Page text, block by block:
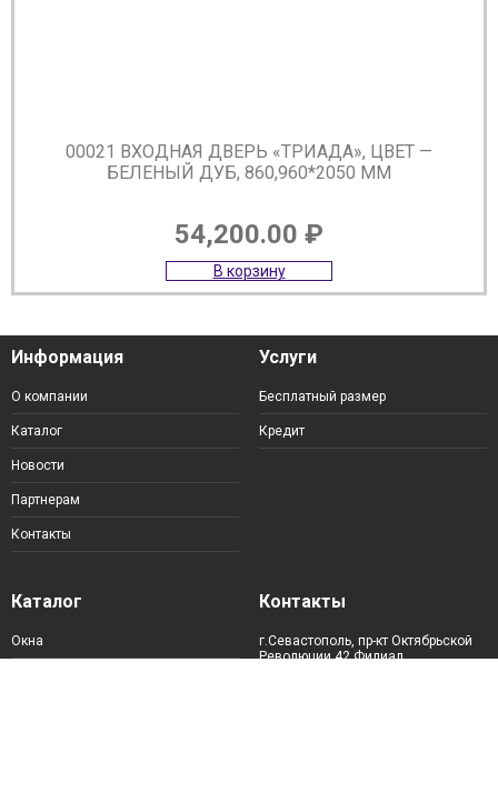
00021 ВХОДНАЯ ДВЕРЬ «ТРИАДА», ЦВЕТ —
БЕЛЕНЫЙ ДУБ, 860,960*2050 ММ
54,200.00 ₽
В корзину
Информация
О компании
Каталог
Новости
Партнерам
Контакты
Услуги
Бесплатный размер
Кредит
Каталог
Окна
Контакты
г.Севастополь, пр-кт Октябрьской
Революции 42 Филиал